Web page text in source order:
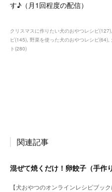
す♪（月1回程度の配信）
クリスマスに作りたい犬のおやつレシピ(127)
ピ(145) 野菜を使った犬のおやつレシピ(64)
ト(280)
関連記事
【犬おやつのオンラインレシピブッ